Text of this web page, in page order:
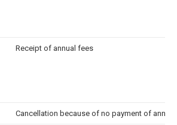
Receipt of annual fees
Cancellation because of no payment of